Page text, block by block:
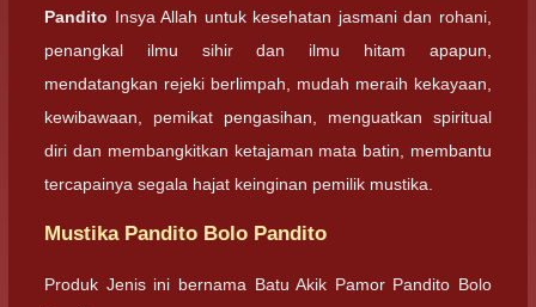
Pandito Insya Allah untuk kesehatan jasmani dan rohani,
penangkal ilmu sihir dan ilmu hitam apapun,
mendatangkan rejeki berlimpah, mudah meraih kekayaan,
kewibawaan, pemikat pengasihan, menguatkan spiritual
diri dan membangkitkan ketajaman mata batin, membantu
tercapainya segala hajat keinginan pemilik mustika.
Mustika Pandito Bolo Pandito
Produk Jenis ini bernama Batu Akik Pamor Pandito Bolo